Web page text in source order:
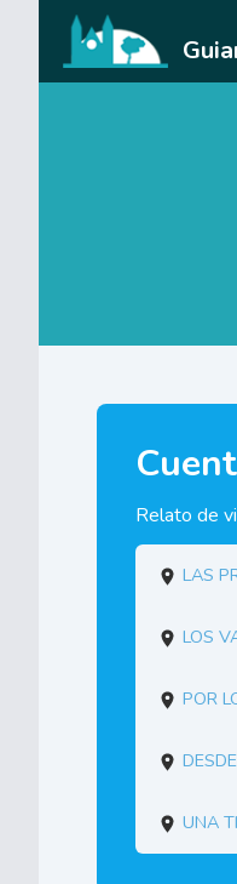
Relato de
Las
Los
Por
Una